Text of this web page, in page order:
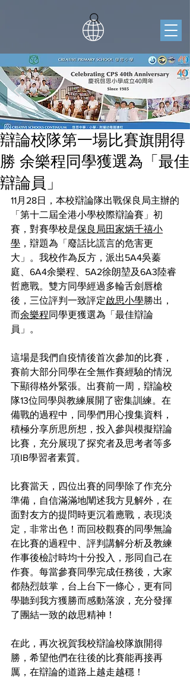
辯論校隊第一場比賽旗開得
勝 余樂程同學獲選為「最佳
辯論員」
11月28日，本校辯論隊出戰保良局主辦的
「第十二屆全港小學校際辯論賽」初
賽，對賽學校是保良局田家炳千禧小
學 ，辯題為「廢話比謊言的危害更
大」。我校作為反方，派出5A4吳蓁
庭、6A4余樂程、5A2徐朗堃及6A3陸睿
哲應戰。雙方同學經過多輪舌劍唇槍
後，三位評判一致評定啟思小學勝出，
而余樂程同學更獲選為「最佳辯論
員」。
這場是我們自疫情後首次參加的比賽，
賽前大部分同學在全無作賽經驗的情況
下顯得格外緊張。出賽前一周，辯論校
隊13位同學與教練展開了密集訓練。在
備戰的過程中，同學們用心搜集資料，
積極分享所思所想，投入參與模擬辯論
比賽，充分展現了探究者及思考者等多
項IB學習者素質。
比賽當天，四位出賽的同學除了作充分
準備，自信滿滿地闡述我方見解外，在
面對友方的提問時更沉着應戰，表現淡
定，非常出色！而回校觀賽的同學無論
在比賽的過程中、評判講解分析及教練
作事後檢討時均十分投入，形同自己在
作賽。每當參賽同學完成任務後，大家
都熱烈鼓掌，台上台下一條心，更有同
學聽到我方獲勝而感動落淚，充分發揮
了團結一致的啟思精神！
在此，再次祝賀我校辯論校隊旗開得
勝，希望他們在往後的比賽能再接再
厲，在辯論的道路上越走越穩！